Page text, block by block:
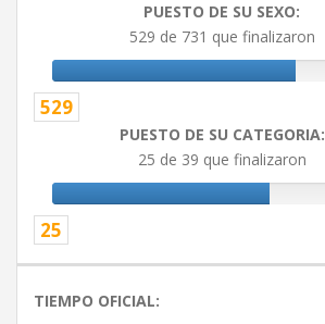
PUESTO DE SU SEXO:
529 de 731 que finalizaron
529
PUESTO DE SU CATEGORIA:
25 de 39 que finalizaron
25
TIEMPO OFICIAL: